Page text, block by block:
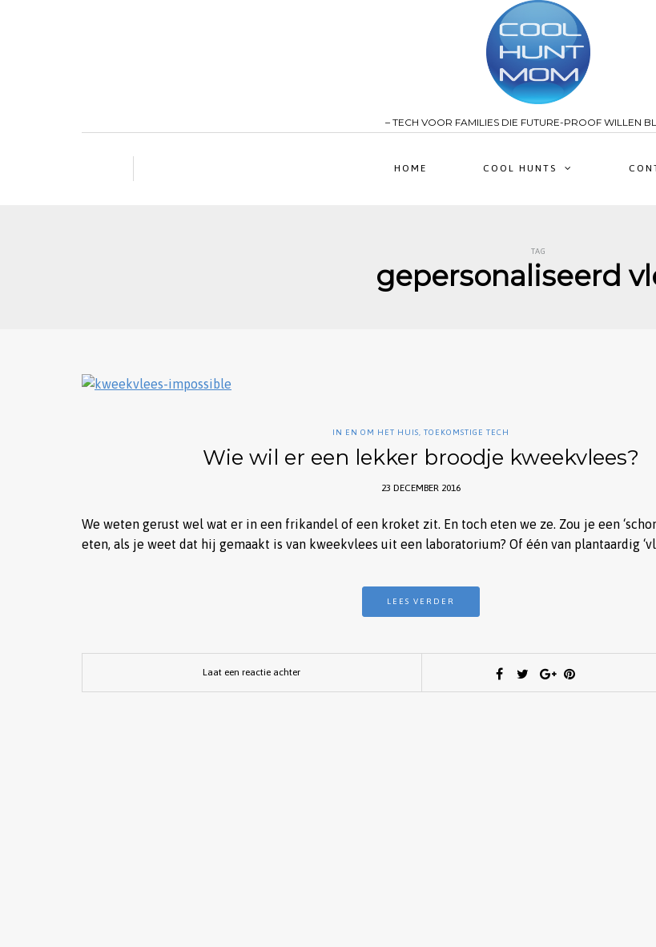
– TECH VOOR FAMILIES DIE FUTURE-PROOF WILLEN
HOME COOL HUNTS
TAG
gepersonaliseerd
IN EN OM HET HUIS,TOEKOMSTIGE TECH
Wie wil er een lekker broodje kweekvlees?
23 DECEMBER 2016
We weten gerust wel wat er in een frikandel of een kroket zit. En toch eten we ze. Zou je een
eten, als je weet dat hij gemaakt is van kweekvlees uit een laboratorium? Of één van plantaardig
LEES VERDER
Laat een reactie achter